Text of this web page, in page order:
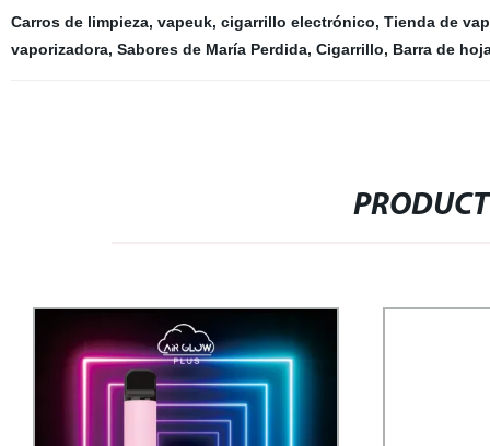
Carros de limpieza, vapeuk, cigarrillo electrónico, Tienda de
vaporizadora, Sabores de María Perdida, Cigarrillo, Barra de